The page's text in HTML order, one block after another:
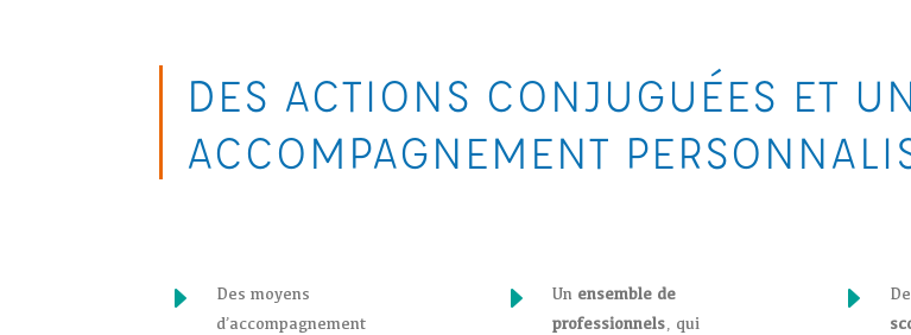
DES ACTIONS CONJUGUÉES ET
ACCOMPAGNEMENT
E
Des moyens
d’accompagnement
E Un ensemble de
professionnels , qui
E